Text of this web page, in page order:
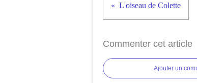
L'oiseau de Colette
Commenter cet article
Ajouter un